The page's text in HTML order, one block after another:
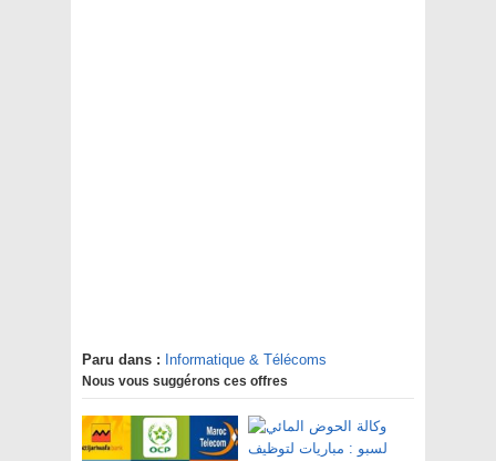
Paru dans : Informatique & Télécoms
Nous vous suggérons ces offres